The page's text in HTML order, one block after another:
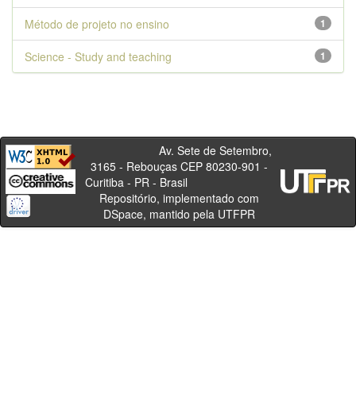
1
Método de projeto no ensino
1
Science - Study and teaching
Av. Sete de Setembro,
3165 - Rebouças CEP 80230-901 -
Curitiba - PR - Brasil
Repositório, implementado com
DSpace, mantido pela UTFPR